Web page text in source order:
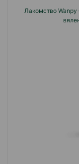
Лакомство